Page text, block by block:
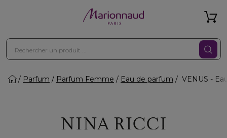
Parfum Parfum Femme Eau de parfum VENUS -